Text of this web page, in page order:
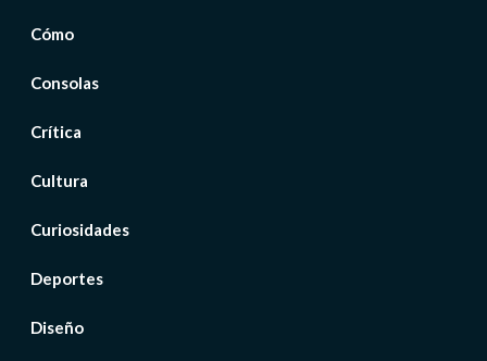
Cómo
Consolas
Crítica
Cultura
Curiosidades
Deportes
Diseño